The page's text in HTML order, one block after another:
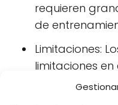
requieren
de
Limitaciones:
limitaciones
y la precisión